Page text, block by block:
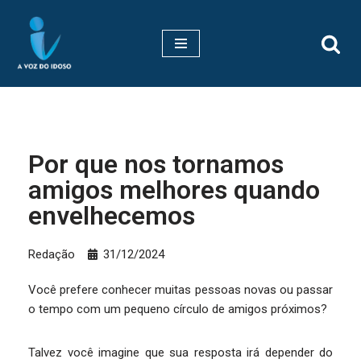
Pular
para
Por que nos tornamos
amigos melhores quando
envelhecemos
Redação 31/12/2024
Você prefere conhecer muitas pessoas novas ou passar
o tempo com um pequeno círculo de amigos próximos?
Talvez você imagine que sua resposta irá depender do